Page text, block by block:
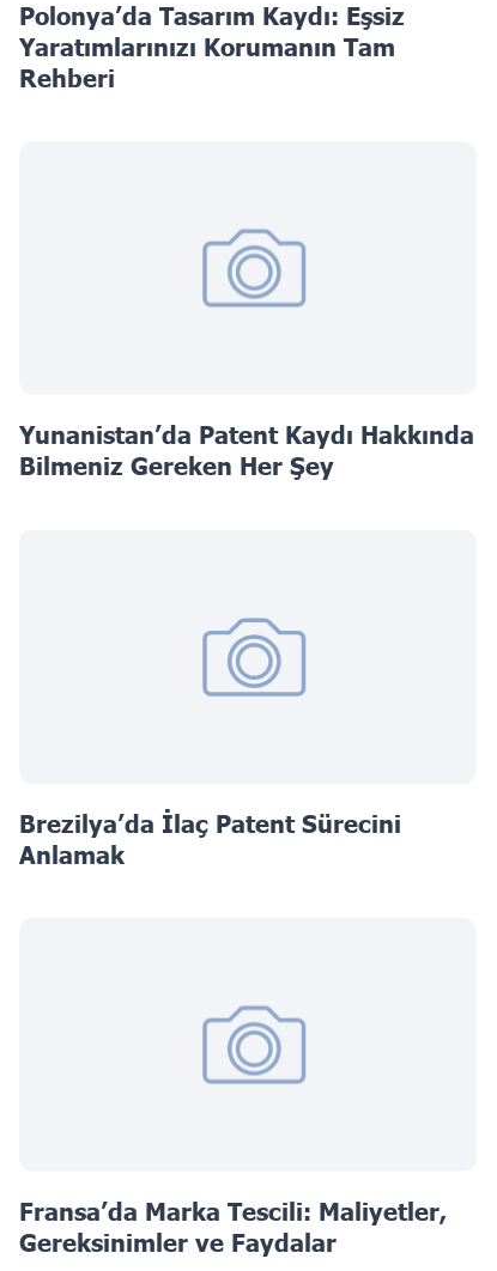
Polonya’da Tasarım Kaydı: Eşsiz
Yaratımlarınızı Korumanın Tam
Rehberi
Yunanistan’da Patent Kaydı Hakkında
Bilmeniz Gereken Her Şey
Brezilya’da İlaç Patent Sürecini
Anlamak
Fransa’da Marka Tescili: Maliyetler,
Gereksinimler ve Faydalar